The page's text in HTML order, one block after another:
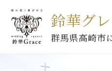
鈴華グ
群馬県高崎市